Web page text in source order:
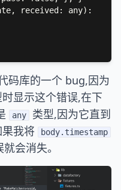
码库的一个 bug,因为
显示这个错误,在下
any
类型,因为它直到
我将
body.timestamp
会消失。